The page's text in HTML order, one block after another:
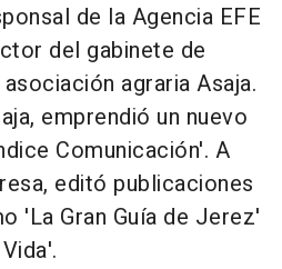
de la Agencia EFE
del gabinete de
agraria Asaja.
emprendió un nuevo
Comunicación'. A
editó publicaciones
'La Gran Guía de Jerez'